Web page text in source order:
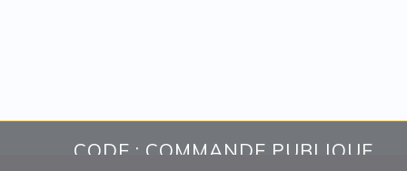
CODE : COMMANDE PUBLIQUE